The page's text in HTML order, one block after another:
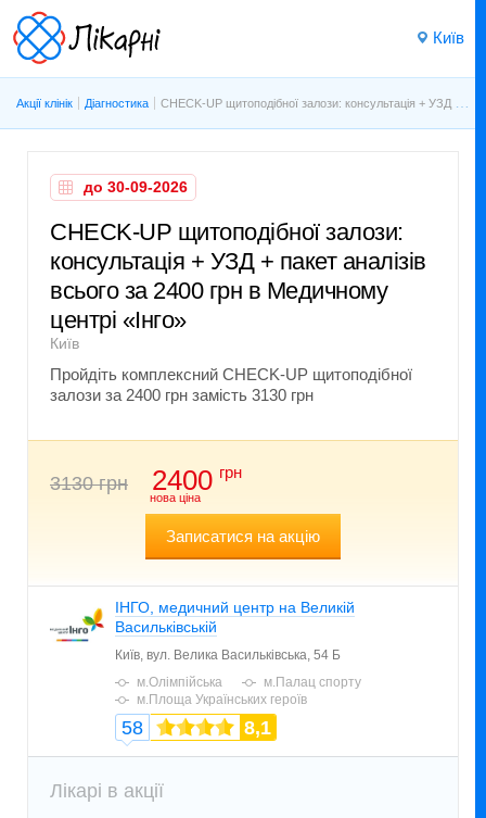
Київ
Акції клінік Діагностика CHECK-UP щитоподібної залози: консультація + УЗД + пакет аналізів всього за 2400 грн в Медичному центрі «Інго»
до 30-09-2026
CHECK-UP щитоподібної залози:
консультація + УЗД + пакет аналізів
всього за 2400 грн в Медичному
центрі «Інго»
Київ
Пройдіть комплексний CHECK-UP щитоподібної
залози за 2400 грн замість 3130 грн
3130 грн
нова ціна
2400 грн
Записатися на акцію
ІНГО, медичний центр на Великій
Васильківській
Київ, вул. Велика Васильківська, 54 Б
м.Олімпійська
м.Палац спорту
м.Площа Українських героїв
58 8,1
Лікарі в акції